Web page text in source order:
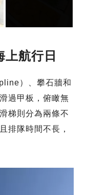
航行日
）、攀石牆和
過甲板，俯瞰無
梯則分為兩條不
排隊時間不長，